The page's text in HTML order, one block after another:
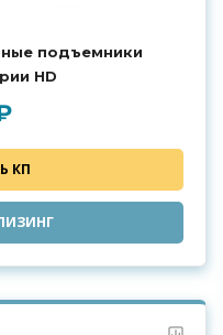
подъемники
HD
КП